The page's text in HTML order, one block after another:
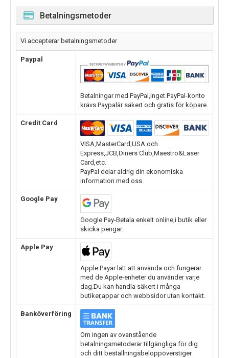
Betalningsmetoder
Vi accepterar betalningsmetoder
Paypal
Betalningar med PayPal,inget PayPal-konto
krävs.Paypalär säkert och gratis för köpare.
Credit Card
VISA,MasterCard,USA och
Express,JCB,Diners Club,Maestro&Laser
Card,etc.
PayPal delar aldrig din ekonomiska
information med oss.
Google Pay
Google Pay-Betala enkelt online,i butik eller
skicka pengar.
Apple Pay
Apple Payär lätt att använda och fungerar
med de Apple-enheter du använder varje
dag.Du kan handla säkert i många
butiker,appar och webbsidor utan kontakt.
Banköverföring
Om ingen av ovanstående
betalningsmetoderär tillgängliga för dig
och ditt beställningsbeloppöverstiger